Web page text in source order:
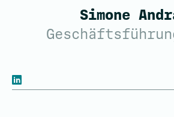
Simone